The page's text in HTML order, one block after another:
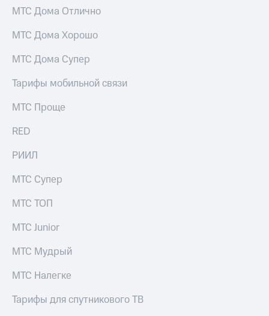
МТС Дома Отлично
МТС Дома Хорошо
МТС Дома Супер
Тарифы мобильной связи
МТС Проще
RED
РИИЛ
МТС Супер
МТС ТОП
МТС Junior
МТС Мудрый
МТС Налегке
Тарифы для спутникового ТВ